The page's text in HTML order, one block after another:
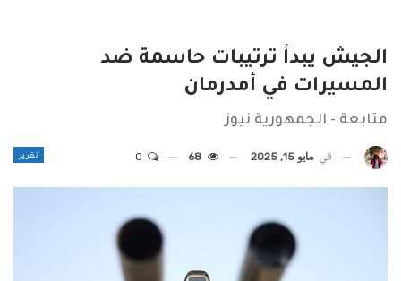
الجيش يبدأ ترتيبات حاسمة ضد
المسيرات في أمدرمان
متابعة - الجمهورية نيوز
تقرير في مايو 15, 2025 68